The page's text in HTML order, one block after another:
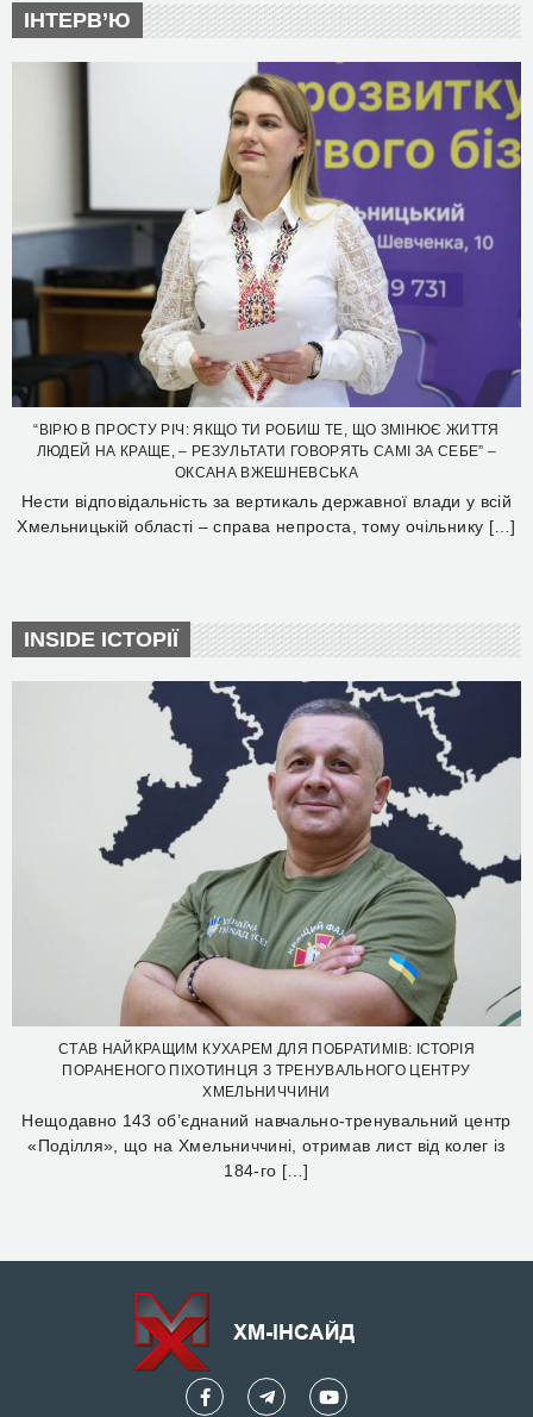
ІНТЕРВ’Ю
“ВІРЮ В ПРОСТУ РІЧ: ЯКЩО ТИ РОБИШ ТЕ, ЩО ЗМІНЮЄ ЖИТТЯ
ЛЮДЕЙ НА КРАЩЕ, – РЕЗУЛЬТАТИ ГОВОРЯТЬ САМІ ЗА СЕБЕ” –
ОКСАНА ВЖЕШНЕВСЬКА
Нести відповідальність за вертикаль державної влади у всій
Хмельницькій області – справа непроста, тому очільнику […]
INSIDE ІСТОРІЇ
СТАВ НАЙКРАЩИМ КУХАРЕМ ДЛЯ ПОБРАТИМІВ: ІСТОРІЯ
ПОРАНЕНОГО ПІХОТИНЦЯ З ТРЕНУВАЛЬНОГО ЦЕНТРУ
ХМЕЛЬНИЧЧИНИ
Нещодавно 143 об’єднаний навчально-тренувальний центр
«Поділля», що на Хмельниччині, отримав лист від колег із
184-го […]